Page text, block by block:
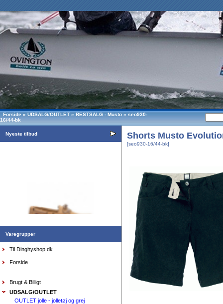
Forside » UDSALG/OUTLET » RESTSALG - Musto » seo930-
16/44-bk
Nyeste tilbud
Sejlersko Sebago Docksides Flesh Out
Varegrupper
Til Dinghyshop.dk
Forside
Brugt & Billigt
UDSALG/OUTLET
OUTLET jolle - jolletøj og grej
Shorts Musto
[seo930-16/44-bk]